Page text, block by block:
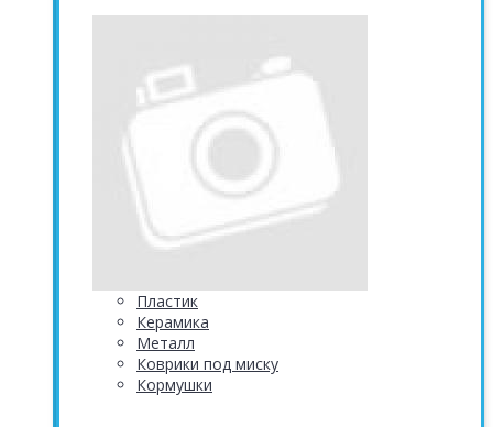
Пластик
Керамика
Металл
Коврики под миску
Кормушки